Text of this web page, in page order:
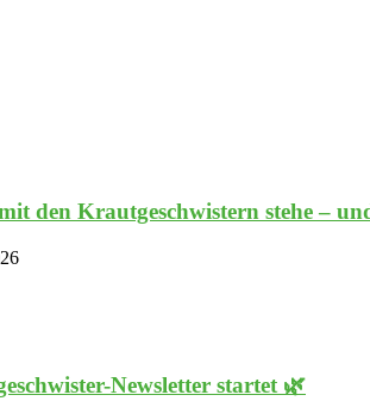
den Krautgeschwistern stehe –
Newsletter startet 🌿